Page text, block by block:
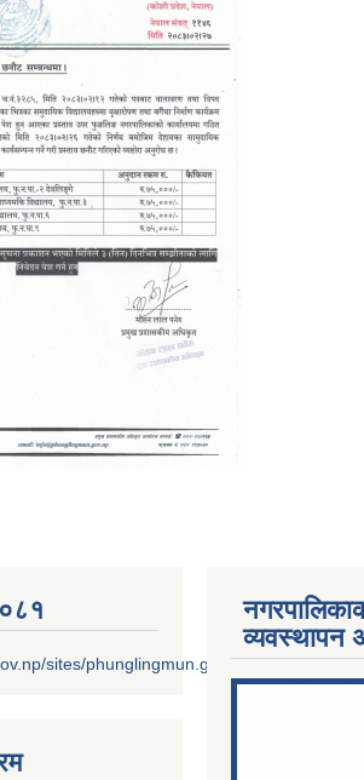
sites/phunglingmun.gov.np/files/
व्यवस्थापन